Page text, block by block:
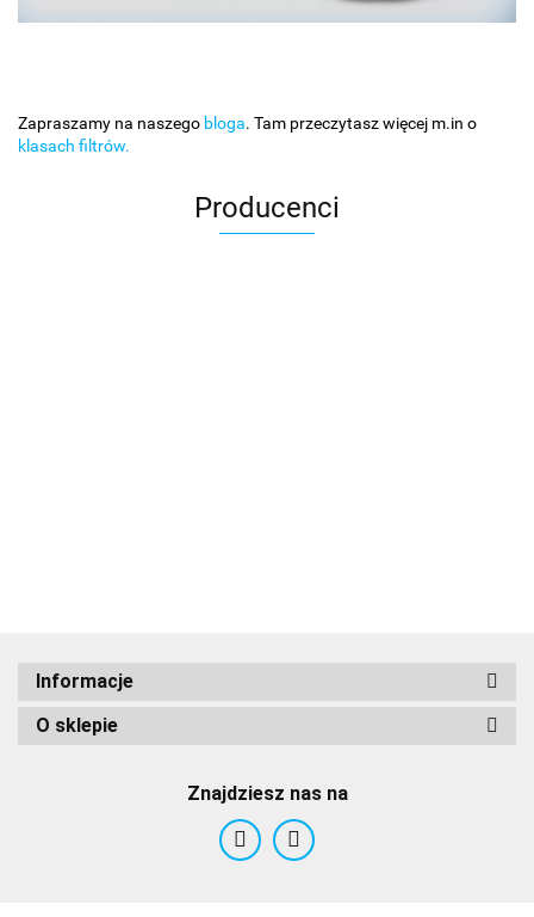
Zapraszamy na naszego bloga. Tam przeczytasz więcej m.in o
klasach filtrów.
Producenci
Informacje
O sklepie
Znajdziesz nas na